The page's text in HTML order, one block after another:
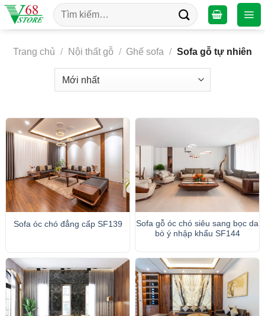
Chuyển
đến
dung
Tìm
kiếm:
Trang chủ / Nội thất gỗ / Ghế sofa / Sofa gỗ tự nhiên
Sofa óc chó đẳng cấp SF139
Sofa gỗ óc chó siêu sang bọc da
bò ý nhập khẩu SF144